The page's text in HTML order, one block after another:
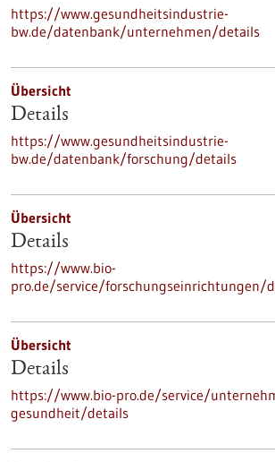
https://www.gesundheitsindustrie-
bw.de/datenbank/unternehmen/details
Übersicht
Details
https://www.gesundheitsindustrie-
bw.de/datenbank/forschung/details
Übersicht
Details
https://www.bio-
pro.de/service/forschungseinrichtungen/
Übersicht
Details
https://www.bio-pro.de/service/
gesundheit/details